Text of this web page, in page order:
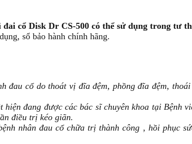
cổ Disk Dr CS-500 có thể sử dụng trong tư
sổ bảo hành chính hãng.
cổ do thoát vị đĩa đệm, phồng đĩa đệm,
đang được các bác sĩ chuyên khoa tại Bệnh
điều trị kéo giãn.
nhân đau cổ chữa trị thành công , hồi phục